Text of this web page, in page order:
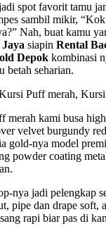
spot favorit tamu
sambil mikir,
Nah, buat kamu
siapin Rental
Depok kombinasi
betah seharian.
merah kami busa
velvet burgundy
gold-nya model
powder coating
nya jadi pelengkap
pipe dan drape soft,
rapi biar pas di